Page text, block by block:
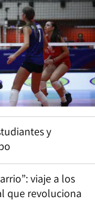
y
viaje a los
que revoluciona